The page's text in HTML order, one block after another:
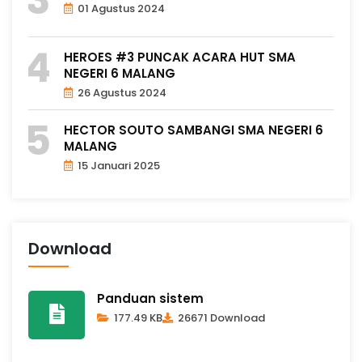
01 Agustus 2024
HEROES #3 PUNCAK ACARA HUT SMA
NEGERI 6 MALANG
26 Agustus 2024
HECTOR SOUTO SAMBANGI SMA NEGERI 6
MALANG
15 Januari 2025
Download
Panduan sistem
177.49 KB 26671 Download